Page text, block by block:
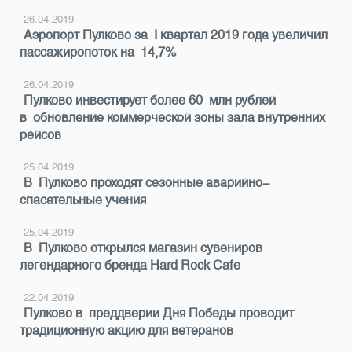
26.04.2019
Аэропорт Пулково за I квартал 2019 года увеличил
пассажиропоток на 14,7%
26.04.2019
Пулково инвестирует более 60 млн рублей
в обновление коммерческой зоны зала внутренних
рейсов
25.04.2019
В Пулково проходят сезонные аварийно-
спасательные учения
25.04.2019
В Пулково открылся магазин сувениров
легендарного бренда Hard Rock Cafe
22.04.2019
Пулково в преддверии Дня Победы проводит
традиционную акцию для ветеранов